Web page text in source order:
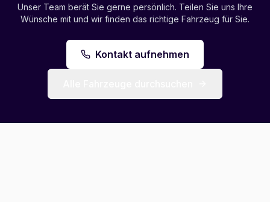
Unser Team berät Sie gerne persönlich. Teilen Sie uns Ihre
Wünsche mit und wir finden das richtige Fahrzeug für Sie.
Kontakt aufnehmen